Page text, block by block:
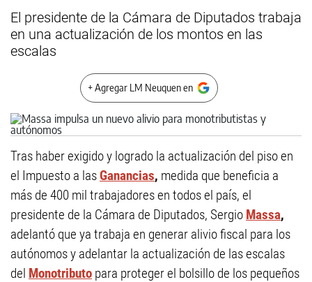
El presidente de la Cámara de Diputados trabaja
en una actualización de los montos en las
escalas
+ Agregar LM Neuquen en
Tras haber exigido y logrado la actualización del piso en
el Impuesto a lasGanancias, medida que beneficia a
más de 400 mil trabajadores en todos el país, el
presidente de la Cámara de Diputados, Sergio Massa,
adelantó que ya trabaja en generar alivio fiscal para los
autónomos y adelantar la actualización de las escalas
del Monotributo para proteger el bolsillo de los pequeños